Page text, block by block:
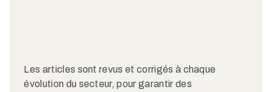
Les articles sont revus et corrigés à chaque
évolution du secteur, pour garantir des